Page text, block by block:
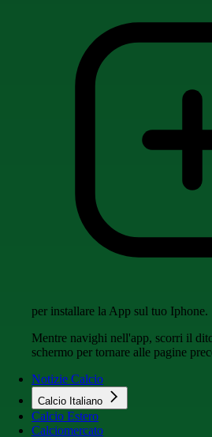
per installare la App sul tuo Iphone.
Mentre navighi nell'app, scorri il
schermo per tornare alle pagine
Notizie Calcio
Calcio Italiano
Calcio Estero
Calciomercato